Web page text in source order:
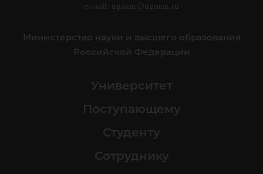
e-mail: ugrasu@ugrasu.ru
Министерство науки и высшего образования
Российской Федерации
Университет
Поступающему
Студенту
Сотруднику